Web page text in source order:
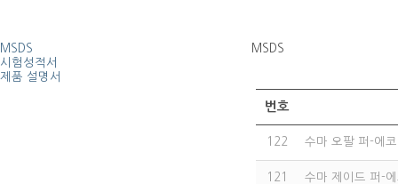
MSDS
시험성적서
제품 설명서
MSDS
번호
122 수마 오팔 퍼-에
121 수마 제이드 퍼-